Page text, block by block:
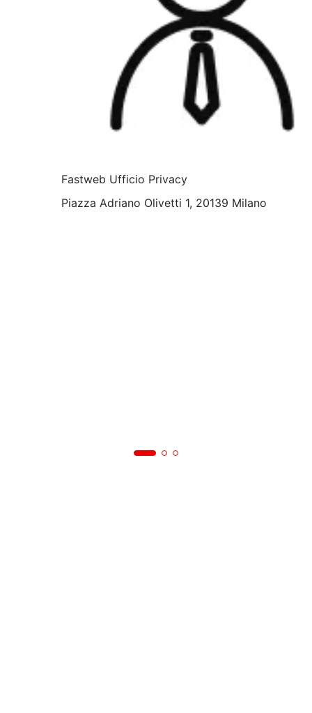
Fastweb Ufficio Privacy
Piazza Adriano Olivetti 1, 20139 Milano